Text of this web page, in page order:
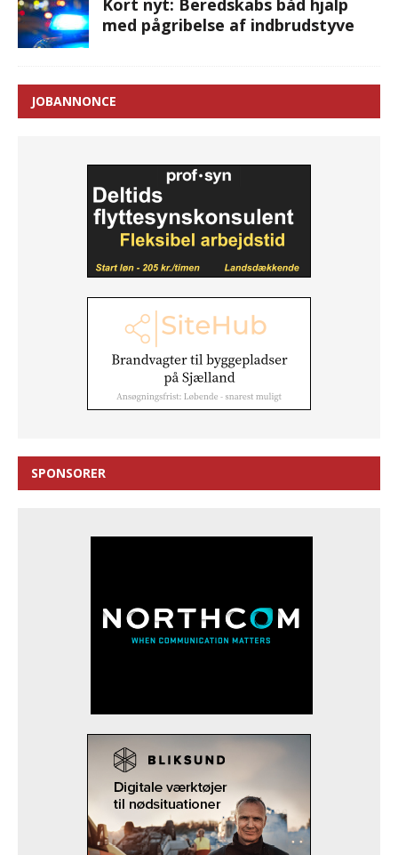
med pågribelse af indbrudstyve
JOBANNONCE
SPONSORER